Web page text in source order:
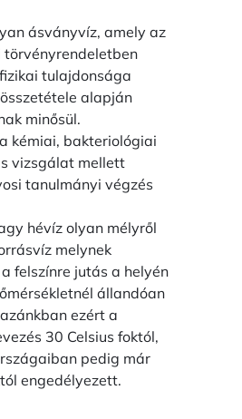
ásványvíz, amely az
törvényrendeletben
tulajdonsága
alapján
minősül.
kémiai, bakteriológiai
vizsgálat mellett
tanulmányi végzés
hévíz olyan mélyről
melynek
felszínre jutás a helyén
állandóan
ezért a
30 Celsius foktól,
pedig már
engedélyezett.